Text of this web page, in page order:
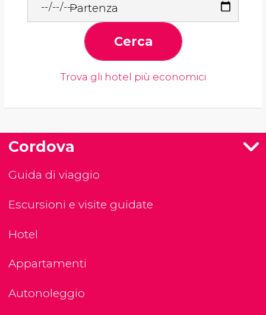
Partenza
Cerca
Trova gli hotel più economici
Cordova
Guida di viaggio
Escursioni e visite guidate
Hotel
Appartamenti
Autonoleggio